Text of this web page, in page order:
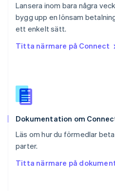
Lansera inom bara några
bygg upp en lönsam
ett enkelt sätt.
Titta närmare på Connect
Dokumentation om
Läs om hur du förmedlar
parter.
Titta närmare på
DeutschFrançaisItaliano
Singapore
English 简体中文
English
Español
Storbritannien
Sverige
Thailand
ไทย
English